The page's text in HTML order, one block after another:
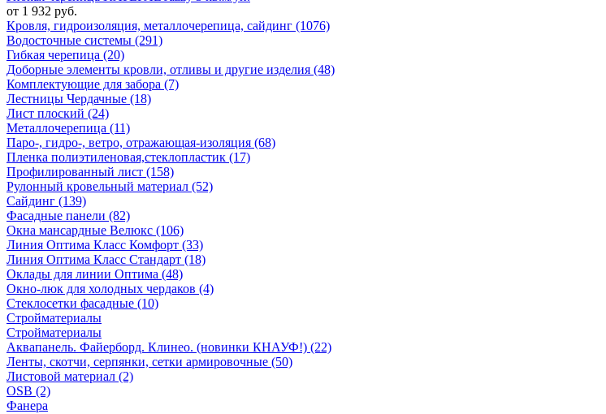
от 1 932 руб.
Кровля, гидроизоляция, металлочерепица, сайдинг (1076)
Водосточные системы (291)
Гибкая черепица (20)
Доборные элементы кровли, отливы и другие изделия (48)
Комплектующие для забора (7)
Лестницы Чердачные (18)
Лист плоский (24)
Металлочерепица (11)
Паро-, гидро-, ветро, отражающая-изоляция (68)
Пленка полиэтиленовая,стеклопластик (17)
Профилированный лист (158)
Рулонный кровельный материал (52)
Сайдинг (139)
Фасадные панели (82)
Окна мансардные Велюкс (106)
Линия Оптима Класс Комфорт (33)
Линия Оптима Класс Стандарт (18)
Оклады для линии Оптима (48)
Окно-люк для холодных чердаков (4)
Стеклосетки фасадные (10)
Стройматериалы
Стройматериалы
Аквапанель. Файерборд. Клинео. (новинки КНАУФ!) (22)
Ленты, скотчи, серпянки, сетки армировочные (50)
Листовой материал (2)
OSB (2)
Фанера